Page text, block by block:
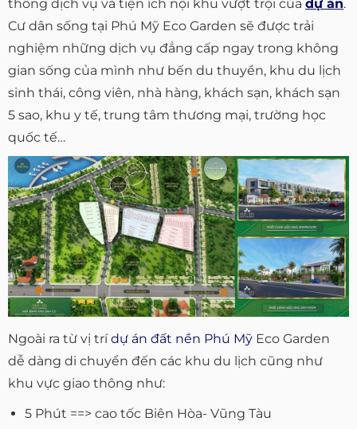
thống dịch vụ và tiện ích nội khu vượt trội của dự án.
Cư dân sống tại Phú Mỹ Eco Garden sẽ được trải
nghiệm những dịch vụ đẳng cấp ngay trong không
gian sống của mình như bến du thuyền, khu du lịch
sinh thái, công viên, nhà hàng, khách sạn, khách sạn
5 sao, khu y tế, trung tâm thương mại, trường học
quốc tế…
Ngoài ra từ vị trídự án đất nền Phú Mỹ Eco Garden
dễ dàng di chuyển đến các khu du lịch cũng như
khu vực giao thông như:
5 Phút ==> cao tốc Biên Hòa- Vũng Tàu